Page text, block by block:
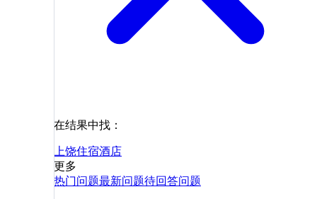
在结果中找：
上饶住宿酒店
更多
热门问题最新问题待回答问题